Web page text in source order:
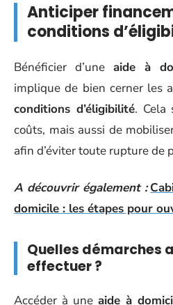
Anticiper
conditions
Bénéficier d’une aide à
implique de bien cerner les
conditions d’éligibilité. Cela
coûts, mais aussi de
afin d’éviter toute rupture de
A découvrir également :
domicile : les étapes pour
Quelles démarches
effectuer ?
Accéder à une aide à